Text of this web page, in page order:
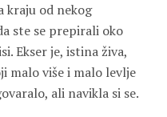
kraju od nekog
ste se prepirali oko
Ekser je, istina živa,
malo više i malo levlje
ali navikla si se.